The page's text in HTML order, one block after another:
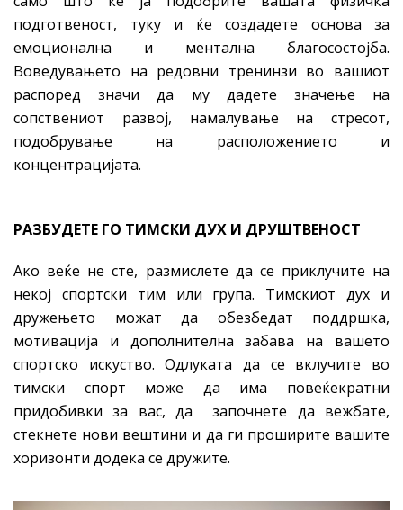
подготвеност, туку и ќе создадете основа за
емоционална и ментална благосостојба.
Воведувањето на редовни тренинзи во вашиот
распоред значи да му дадете значење на
сопствениот развој, намалување на стресот,
подобрување на расположението и
концентрацијата.
РАЗБУДЕТЕ ГО ТИМСКИ ДУХ И ДРУШТВЕНОСТ
Ако веќе не сте, размислете да се приклучите на
некој спортски тим или група. Тимскиот дух и
дружењето можат да обезбедат поддршка,
мотивација и дополнителна забава на вашето
спортско искуство. Одлуката да се вклучите во
тимски спорт може да има повеќекратни
придобивки за вас, да започнете да вежбате,
стекнете нови вештини и да ги проширите вашите
хоризонти додека се дружите.